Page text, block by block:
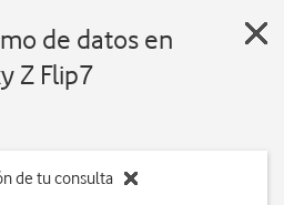
de datos en
Z Flip7
de tu consulta